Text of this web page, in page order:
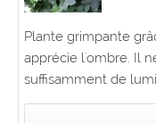
Plante grimpante
apprécie l'ombre. Il
suffisamment de